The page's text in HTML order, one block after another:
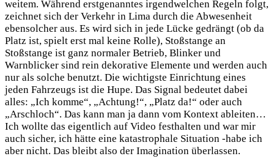
weitem. Während erstgenanntes irgendwelchen Regeln folgt,
zeichnet sich der Verkehr in Lima durch die Abwesenheit
ebensolcher aus. Es wird sich in jede Lücke gedrängt (ob da
Platz ist, spielt erst mal keine Rolle), Stoßstange an
Stoßstange ist ganz normaler Betrieb, Blinker und
Warnblicker sind rein dekorative Elemente und werden auch
nur als solche benutzt. Die wichtigste Einrichtung eines
jeden Fahrzeugs ist die Hupe. Das Signal bedeutet dabei
alles: „Ich komme“, „Achtung!“, „Platz da!“ oder auch
„Arschloch“. Das kann man ja dann vom Kontext ableiten…
Ich wollte das eigentlich auf Video festhalten und war mir
auch sicher, ich hätte eine katastrophale Situation -habe ich
aber nicht. Das bleibt also der Imagination überlassen.